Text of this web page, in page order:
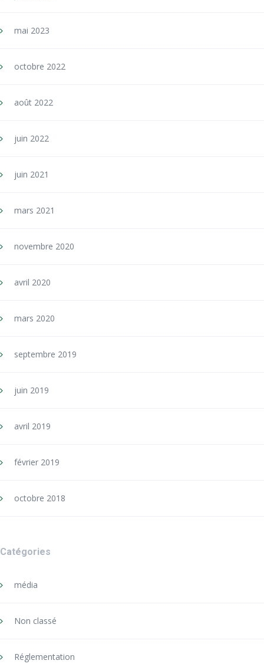
mai 2023
octobre 2022
août 2022
juin 2022
juin 2021
mars 2021
novembre 2020
avril 2020
mars 2020
septembre 2019
juin 2019
avril 2019
février 2019
octobre 2018
Catégories
média
Non classé
Réglementation